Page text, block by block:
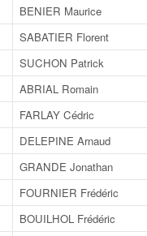
BENIER Maurice
SABATIER Florent
SUCHON Patrick
ABRIAL Romain
FARLAY Cédric
DELEPINE Arnaud
GRANDE Jonathan
FOURNIER Frédéric
BOUILHOL Frédéric